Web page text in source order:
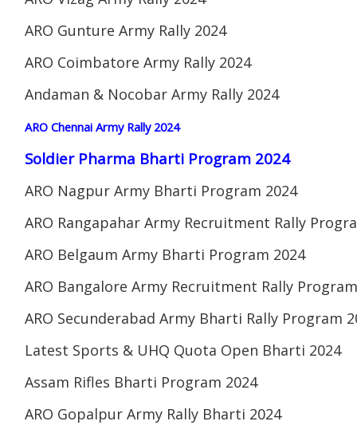
ARO Gunture Army Rally 2024
ARO Coimbatore Army Rally 2024
Andaman & Nocobar Army Rally 2024
ARO Chennai Army Rally 2024
Soldier Pharma Bharti Program 2024
ARO Nagpur Army Bharti Program 2024
ARO Rangapahar Army Recruitment Rally
ARO Belgaum Army Bharti Program 2024
ARO Bangalore Army Recruitment Rally
ARO Secunderabad Army Bharti Rally Program
Latest Sports & UHQ Quota Open Bharti 2024
Assam Rifles Bharti Program 2024
ARO Gopalpur Army Rally Bharti 2024